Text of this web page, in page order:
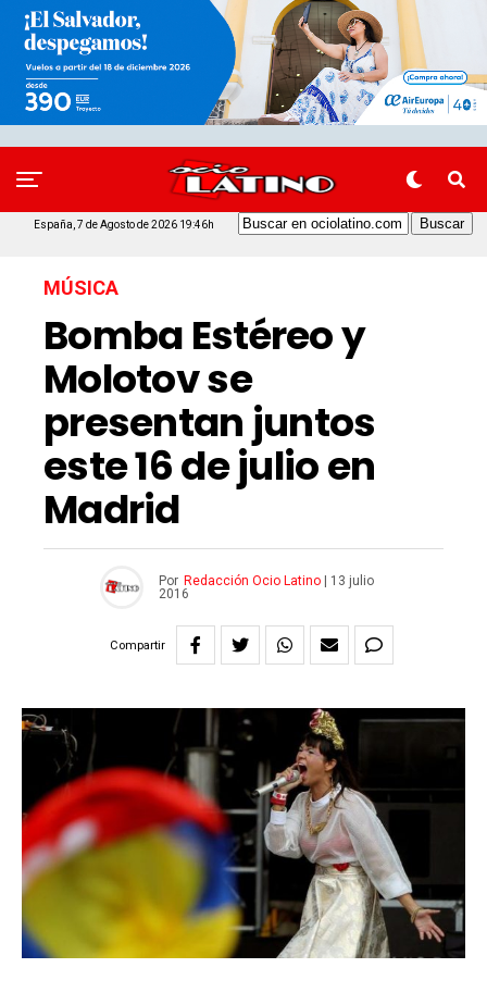
España, 7 de Agosto de 2026 19:46h
MÚSICA
Bomba Estéreo y
Molotov se
presentan juntos
este 16 de julio en
Madrid
Por Redacción Ocio Latino|
13 julio
2016
Compartir